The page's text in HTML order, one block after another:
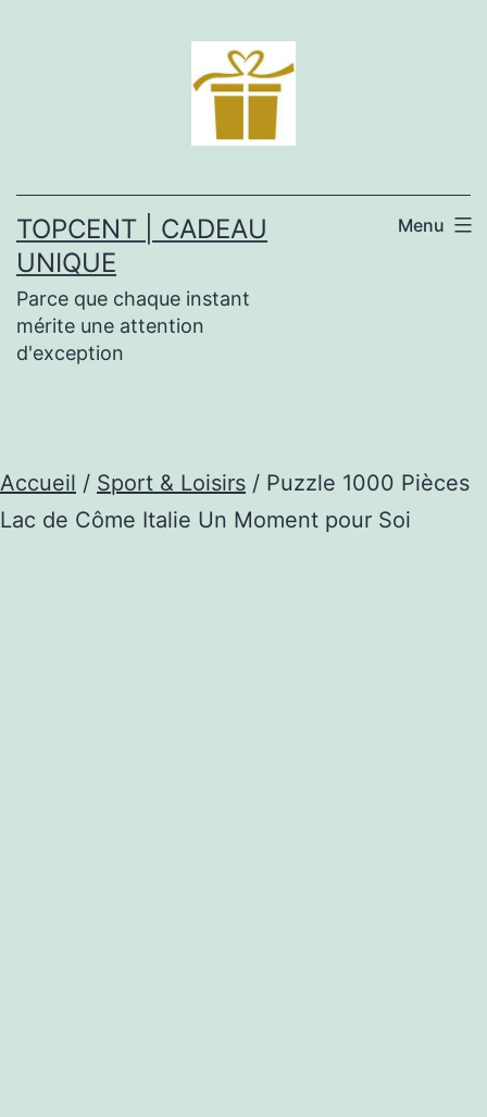
TOPCENT | CADEAU
UNIQUE
Parce que chaque instant
mérite une attention
d'exception
Menu
Accueil / Sport & Loisirs / Puzzle 1000 Pièces
Lac de Côme Italie Un Moment pour Soi